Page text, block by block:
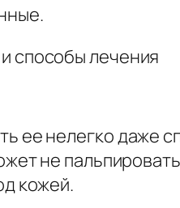
нелегко даже
не
кожей.